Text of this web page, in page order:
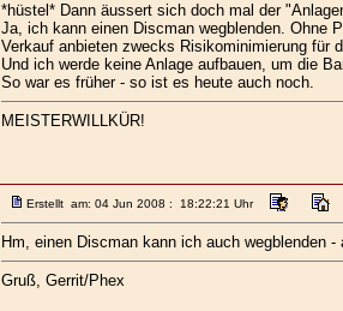
*hüstel* Dann äussert sich doch mal der
Ja, ich kann einen Discman wegblenden. Ohne
Verkauf anbieten zwecks Risikominimierung für
Und ich werde keine Anlage aufbauen, um die
So war es früher - so ist es heute auch noch.
MEISTERWILLKÜR!
Erstellt am: 04 Jun 2008 : 18:22:21 Uhr
Hm, einen Discman kann ich auch wegblenden
Gruß, Gerrit/Phex